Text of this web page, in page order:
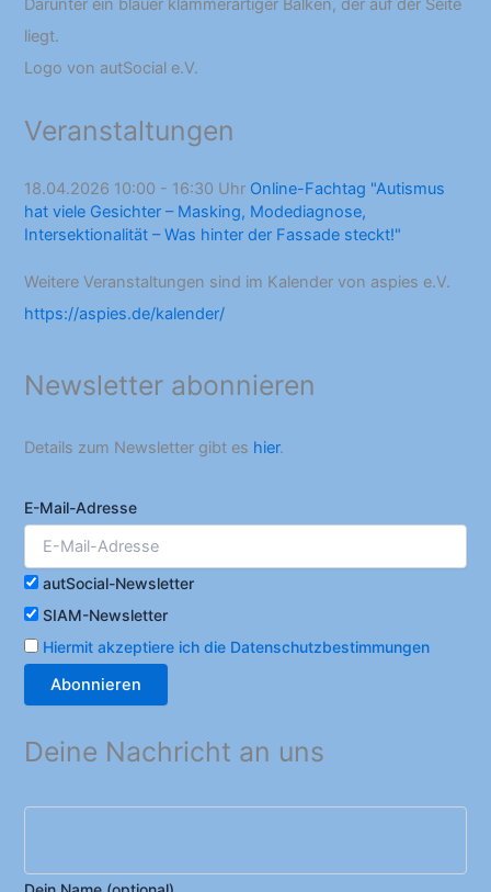
Logo von autSocial e.V.
Veranstaltungen
18.04.2026 10:00 - 16:30 Uhr Online-Fachtag "Autismus
hat viele Gesichter – Masking, Modediagnose,
Intersektionalität – Was hinter der Fassade steckt!"
Weitere Veranstaltungen sind im Kalender von aspies e.V.
https://aspies.de/kalender/
Newsletter abonnieren
Details zum Newsletter gibt es hier.
E-Mail-Adresse
autSocial-Newsletter
SIAM-Newsletter
Hiermit akzeptiere ich die Datenschutzbestimmungen
Deine Nachricht an uns